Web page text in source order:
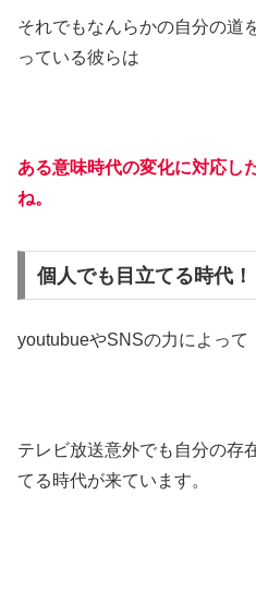
それでもなんらかの自分の道
っている彼らは
ある意味時代の変化に対応し
ね。
個人でも目立てる時代！
youtubueやSNSの力によって
テレビ放送意外でも自分の存
てる時代が来ています。